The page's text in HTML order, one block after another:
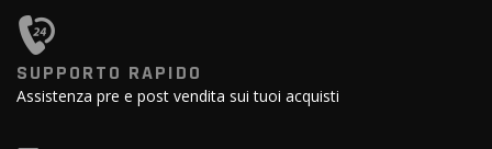
SUPPORTO RAPIDO
Assistenza pre e post vendita sui tuoi acquisti